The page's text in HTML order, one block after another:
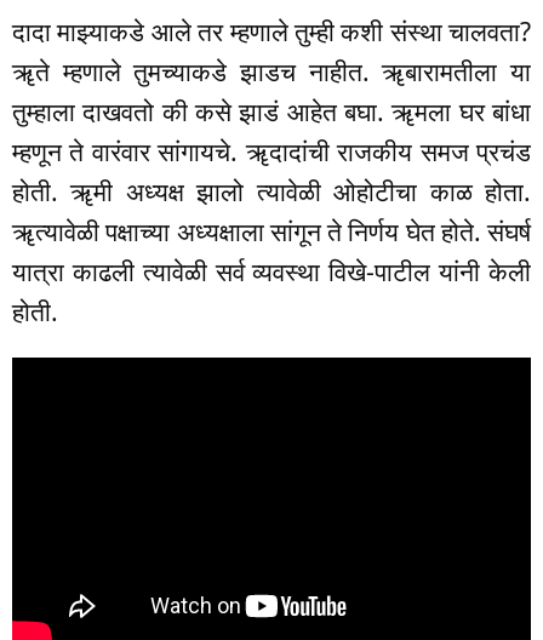
दादा माझ्याकडे आले तर म्हणाले तुम्ही कशी संस्था चालवता?
ॠते म्हणाले तुमच्याकडे झाडच नाहीत. ॠबारामतीला या
तुम्हाला दाखवतो की कसे झाडं आहेत बघा. ॠमला घर बांधा
म्हणून ते वारंवार सांगायचे. ॠदादांची राजकीय समज प्रचंड
होती. ॠमी अध्यक्ष झालो त्यावेळी ओहोटीचा काळ होता.
ॠत्यावेळी पक्षाच्या अध्यक्षाला सांगून ते निर्णय घेत होते. संघर्ष
यात्रा काढली त्यावेळी सर्व व्यवस्था विखे-पाटील यांनी केली
होती.